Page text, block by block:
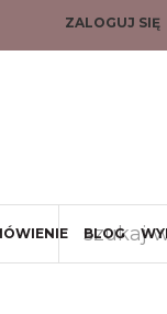
ZALOGUJ SIĘ
BLOG